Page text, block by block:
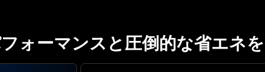
ォーマンスと圧倒的な省エネ